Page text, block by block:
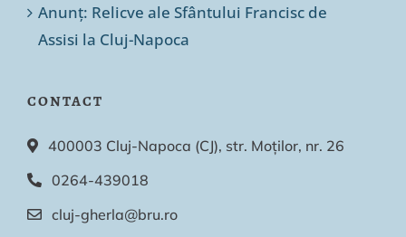
Anunț: Relicve ale Sfântului Francisc de
Assisi la Cluj-Napoca
CONTACT
400003 Cluj-Napoca (CJ), str. Moților, nr. 26
0264-439018
cluj-gherla@bru.ro